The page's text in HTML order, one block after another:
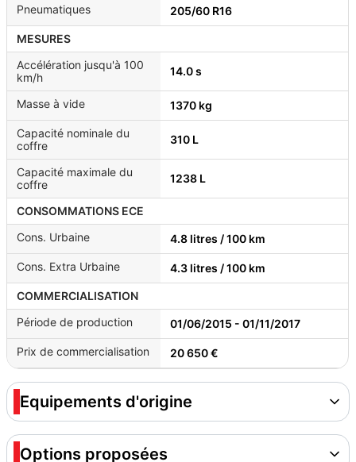
Pneumatiques 205/60 R16
MESURES
Accélération jusqu'à 100
km/h
14.0 s
Masse à vide 1370 kg
Capacité nominale du
coffre
310 L
Capacité maximale du
coffre
1238 L
CONSOMMATIONS ECE
Cons. Urbaine
4.8 litres / 100 km
Cons. Extra Urbaine 4.3 litres / 100 km
COMMERCIALISATION
Période de production
01/06/2015 - 01/11/2017
Prix de commercialisation 20 650 €
Equipements d'origine
Options proposées